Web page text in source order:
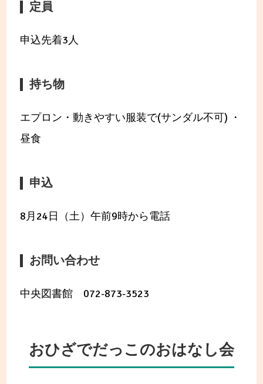
定員
申込先着3人
持ち物
エプロン・動きやすい服装で(サンダル不可) ・
昼食
申込
8月24日（土）午前9時から電話
お問い合わせ
中央図書館 072-873-3523
おひざでだっこのおはなし会